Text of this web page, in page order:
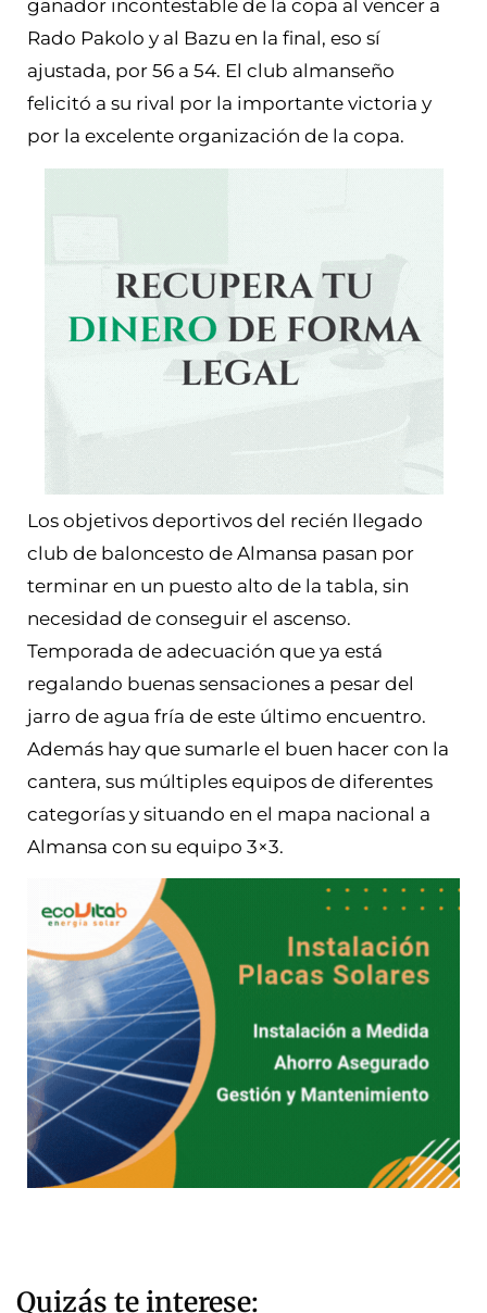
ganador incontestable de la copa al vencer a
Rado Pakolo y al Bazu en la final, eso sí
ajustada, por 56 a 54. El club almanseño
felicitó a su rival por la importante victoria y
por la excelente organización de la copa.
Los objetivos deportivos del recién llegado
club de baloncesto de Almansa pasan por
terminar en un puesto alto de la tabla, sin
necesidad de conseguir el ascenso.
Temporada de adecuación que ya está
regalando buenas sensaciones a pesar del
jarro de agua fría de este último encuentro.
Además hay que sumarle el buen hacer con la
cantera, sus múltiples equipos de diferentes
categorías y situando en el mapa nacional a
Almansa con su equipo 3×3.
Quizás te interese: